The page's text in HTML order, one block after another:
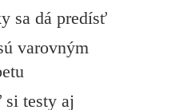
sa dá predísť
varovným
si testy aj